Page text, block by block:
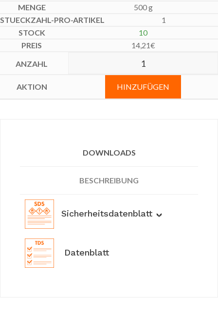
500 g
1
10
14,21€
HINZUFÜGEN
DOWNLOADS
BESCHREIBUNG
Sicherheitsdatenblatt
Datenblatt